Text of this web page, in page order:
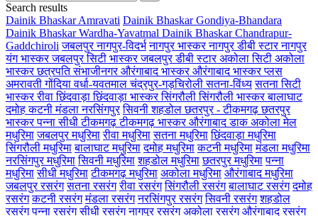
Search results
Dainik Bhaskar Amravati Dainik Bhaskar Gondiya-Bhandara
Dainik Bhaskar Wardha-Yavatmal Dainik Bhaskar Chandrapur-
Gaddchiroli जबलपुरनागपुर-विदर्भ नागपुर भास्करनागपुर डीबी स्टारनागपुर
यंग भास्करजबलपुर सिटी भास्करजबलपुर डीबी स्टारअकोला सिटी अकोला
भास्करछत्रपति संभाजीनगरऔरंगाबाद भास्करऔरंगाबाद भास्कर प्लस
अमरावतीगोंदियावर्धा-यवतमालचंद्रपुर-गड़चिरोलीसतना-विंध्य सतना सिटी
भास्कररीवाछिंदवाड़ाछिंदवाड़ा भास्करसिंगरौलीसिंगरौली भास्करबालाघाट
दमोहकटनीमंडलानरसिंगपुर सिवनीशहडोलछतरपुर - टीकमगढ़छतरपुर
भास्करपन्नासीधीटीकमगढ़टीकमगढ़ भास्करऔरंगाबाद डाकअकोला मेल
मधुरिमा जबलपुर मधुरिमा रीवा मधुरिमा सतना मधुरिमा छिंदवाड़ा मधुरिमा
सिंगरौली मधुरिमा बालाघाट मधुरिमा दमोह मधुरिमा कटनी मधुरिमा मंडला मधुरिमा
नरसिंगपुर मधुरिमा सिवनी मधुरिमा शहडोल मधुरिमा छतरपुर मधुरिमा पन्ना
मधुरिमा सीधी मधुरिमा टीकमगढ़ मधुरिमा अकोला मधुरिमा औरंगाबाद मधुरिमा
जबलपुर रसरंग सतना रसरंग रीवा रसरंग सिंगरौली रसरंग बालाघाट रसरंग दमोह
रसरंग कटनी रसरंग मंडला रसरंग नरसिंगपुर रसरंग सिवनी रसरंग शहडोल
रसरंग पन्ना रसरंग सीधी रसरंग नागपुर रसरंग अकोला रसरंग औरंगाबाद रसरंग